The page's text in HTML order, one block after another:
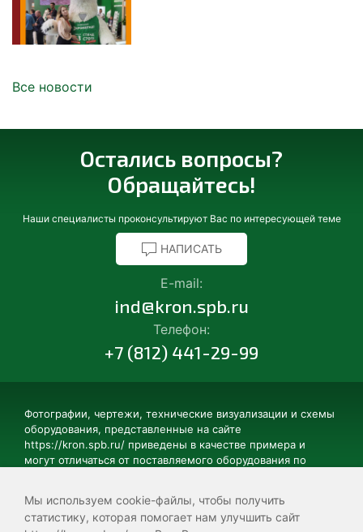
Мы используем cookie-файлы, чтобы получить
статистику, которая помогает нам улучшить сайт
Все новости
Остались вопросы?
Обращайтесь!
Наши специалисты проконсультируют Вас по интересующей теме
НАПИСАТЬ
E-mail:
ind@kron.spb.ru
Телефон:
+7 (812) 441-29-99
Фотографии, чертежи, технические визуализации и схемы
оборудования, представленные на сайте
https://kron.spb.ru/ приведены в качестве примера и
могут отличаться от поставляемого оборудования по
дополнительные элементы, не поставляющиеся в базовой
комплектации. Технические характеристики